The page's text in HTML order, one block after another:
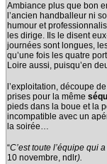
Ambiance plus que bon
l’ancien handballeur ni
humour et
les dirige. Ils le disent
journées sont longues,
qu’une fois les quatre
Loire aussi, puisqu’en
l’exploitation, découpe
prises pour la même
pieds dans la boue et la
incompatible avec un
la soirée…
“C’est toute l’équipe qui
10 novembre, ndlr).